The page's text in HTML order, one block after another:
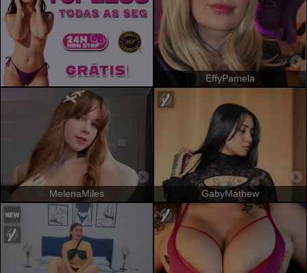
EffyPamela
MelenaMiles GabyMathew